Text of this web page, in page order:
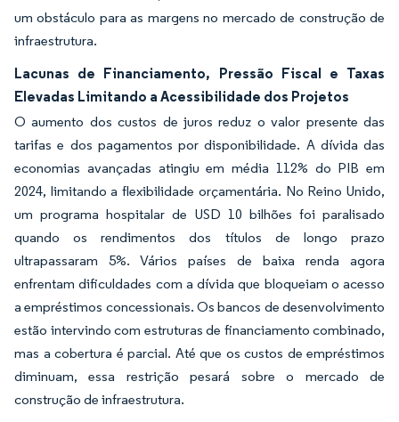
um obstáculo para as margens no mercado de construção de
infraestrutura.
Lacunas de Financiamento, Pressão Fiscal e Taxas
Elevadas Limitando a Acessibilidade dos Projetos
O aumento dos custos de juros reduz o valor presente das
tarifas e dos pagamentos por disponibilidade. A dívida das
economias avançadas atingiu em média 112% do PIB em
2024, limitando a flexibilidade orçamentária. No Reino Unido,
um programa hospitalar de USD 10 bilhões foi paralisado
quando os rendimentos dos títulos de longo prazo
ultrapassaram 5%. Vários países de baixa renda agora
enfrentam dificuldades com a dívida que bloqueiam o acesso
a empréstimos concessionais. Os bancos de desenvolvimento
estão intervindo com estruturas de financiamento combinado,
mas a cobertura é parcial. Até que os custos de empréstimos
diminuam, essa restrição pesará sobre o mercado de
construção de infraestrutura.